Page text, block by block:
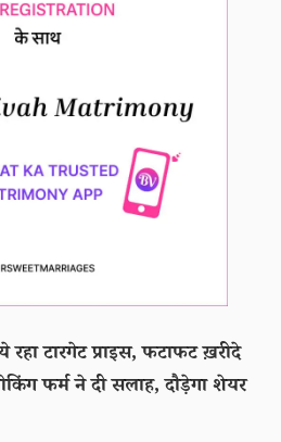
टारगेट प्राइस, फटाफट ख़रीदे
फर्म ने दी सलाह, दौड़ेगा शेयर